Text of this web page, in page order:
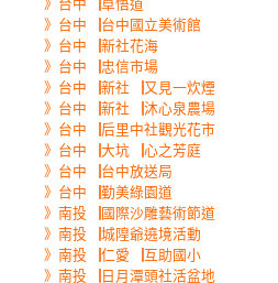
》台中▕台中國立美術館
》台中▕新社花海
》台中▕忠信市場
》台中▕新社▕又見一炊煙
》台中▕新社▕沐心泉農場
》台中▕后里中社觀光花市
》台中▕大坑▕心之芳庭
》台中▕台中放送局
》台中▕勤美綠園道
》南投▕國際沙雕藝術節道
》南投▕城隍爺遶境活動
》南投▕仁愛▕互助國小
》南投▕日月潭頭社活盆地